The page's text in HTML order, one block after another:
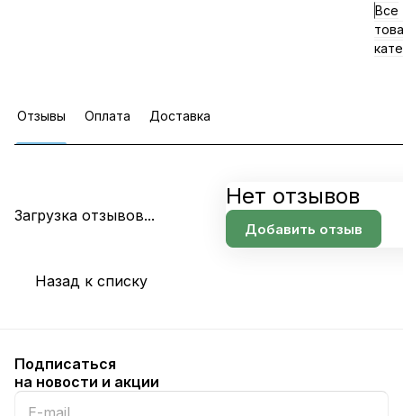
Все
Отзывы Оплата Доставка
Загрузка отзывов...
Нет отзывов
Добавить отзыв
Назад к списку
Подписаться
на новости и акции